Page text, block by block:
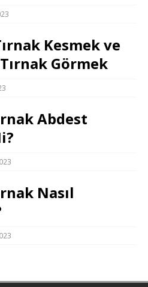
Kesmek ve
Görmek
Abdest
Nasıl